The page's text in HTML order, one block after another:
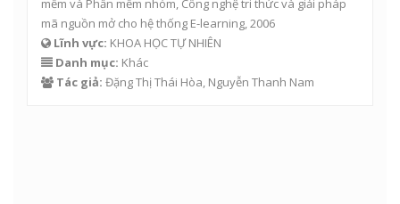
mềm và Phần mềm nhóm, Công nghệ tri thức và giải pháp
mã nguồn mở cho hệ thống E-learning, 2006
Lĩnh vực: KHOA HỌC TỰ NHIÊN
Danh mục: Khác
Tác giả: Đặng Thị Thái Hòa, Nguyễn Thanh Nam